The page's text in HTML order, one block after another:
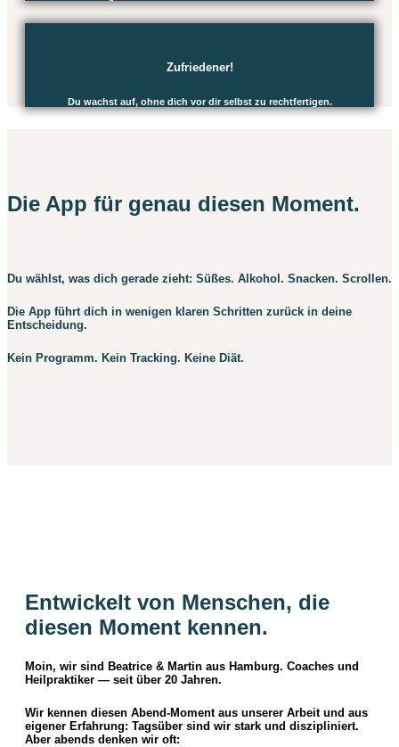
Zufriedener!
Du wachst auf, ohne dich vor dir selbst zu rechtfertigen.
Die App für genau diesen Moment.
Du wählst, was dich gerade zieht: Süßes. Alkohol. Snacken. Scrollen.
Die App führt dich in wenigen klaren Schritten zurück in deine
Entscheidung.
Kein Programm. Kein Tracking. Keine Diät.
Entwickelt von Menschen, die
diesen Moment kennen.
Moin, wir sind Beatrice & Martin aus Hamburg. Coaches und
Heilpraktiker — seit über 20 Jahren.
Wir kennen diesen Abend-Moment aus unserer Arbeit und aus
eigener Erfahrung: Tagsüber sind wir stark und diszipliniert.
Aber abends denken wir oft: